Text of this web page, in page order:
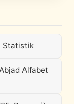
Statistik
Alfabet